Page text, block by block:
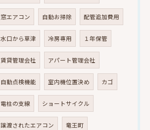
窓エアコン 自動お掃除 配管追加費用
水口から草津 冷房専用 １年保管
賃貸管理会社 アパート管理会社
自動点検機能 室内機位置決め カゴ
電柱の支線 ショートサイクル
譲渡されたエアコン 竜王町